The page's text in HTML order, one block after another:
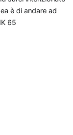
è di andare ad
65